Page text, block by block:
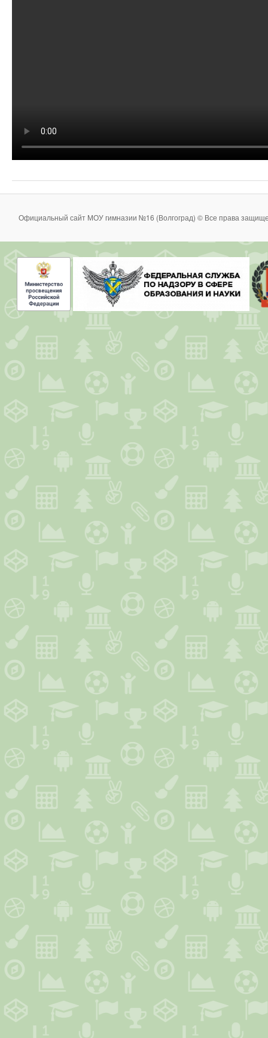
Официальный сайт МОУ гимназии №16 (Волгоград) © Все права